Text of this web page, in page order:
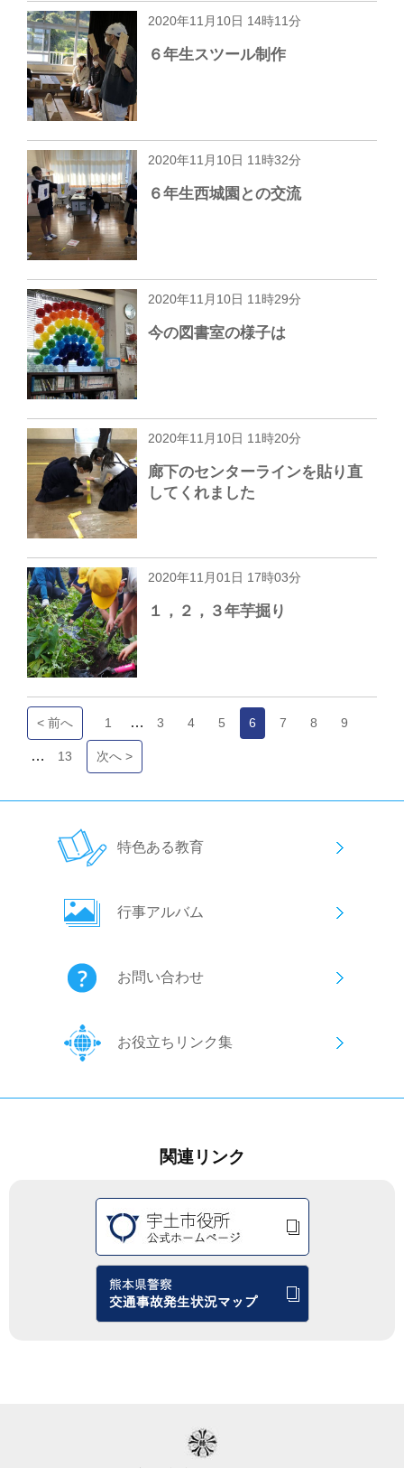
2020年11月10日 14時11分
６年生スツール制作
2020年11月10日 11時32分
６年生西城園との交流
2020年11月10日 11時29分
今の図書室の様子は
2020年11月10日 11時20分
廊下のセンターラインを貼り直
してくれました
2020年11月01日 17時03分
１，２，３年芋掘り
< 前へ 1 … 3 4 5 6 7 8 9
… 13 次へ >
特色ある教育
行事アルバム
お問い合わせ
お役立ちリンク集
関連リンク